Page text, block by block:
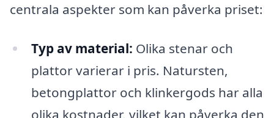
centrala aspekter som kan påverka priset:
Typ av material: Olika stenar och
plattor varierar i pris. Natursten,
betongplattor och klinkergods har alla
olika kostnader, vilket kan påverka den